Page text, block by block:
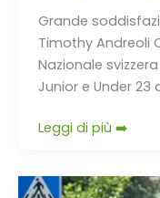
Grande
Timothy Andreoli
Nazionale
Junior e Under 23
Leggi di più ➡️
Alexander